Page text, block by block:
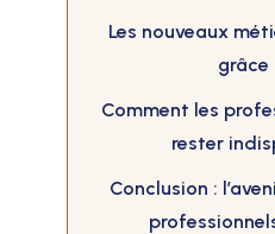
Les nouveaux
grâce
Comment les
rester
Conclusion :